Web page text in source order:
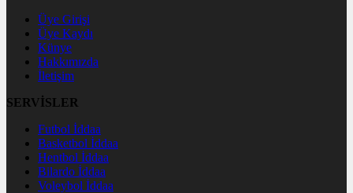
Üye Girişi
Üye Kaydı
Künye
Hakkımızda
İletişim
SERVİSLER
Futbol İddaa
Basketbol İddaa
Hentbol İddaa
Bilardo İddaa
Voleybol İddaa